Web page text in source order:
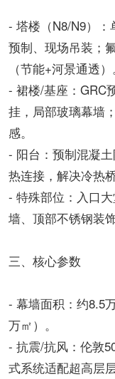
- 塔楼（N8/N9）
预制、现场吊装；
（节能+河景通透）
- 裙楼/基座：GRC
挂，局部玻璃幕墙
感。
- 阳台：预制混凝
热连接，解决冷热
- 特殊部位：入口
墙、顶部不锈钢装饰
三、核心参数
- 幕墙面积：约8.5
万㎡）。
- 抗震/抗风：伦敦
式系统适配超高层